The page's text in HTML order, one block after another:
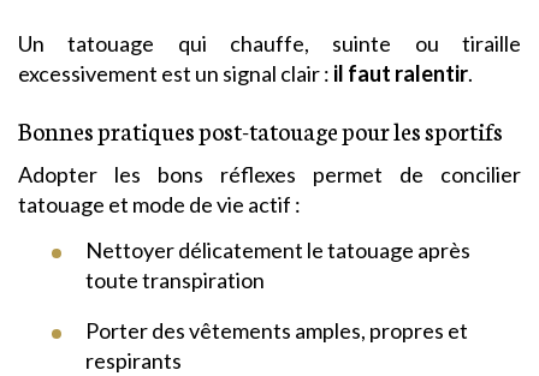
Un tatouage qui chauffe, suinte ou tiraille
excessivement est un signal clair : il faut ralentir.
Bonnes pratiques post-tatouage pour les sportifs
Adopter les bons réflexes permet de concilier
tatouage et mode de vie actif :
Nettoyer délicatement le tatouage après
toute transpiration
Porter des vêtements amples, propres et
respirants